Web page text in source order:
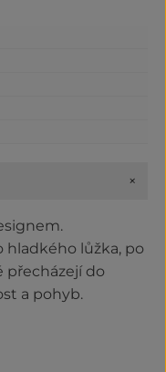
+
lůžka, po
přecházejí do
a pohyb.